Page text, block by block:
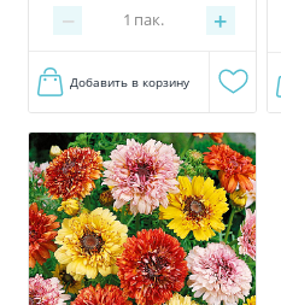
− +
1 пак.
Добавить в корзину